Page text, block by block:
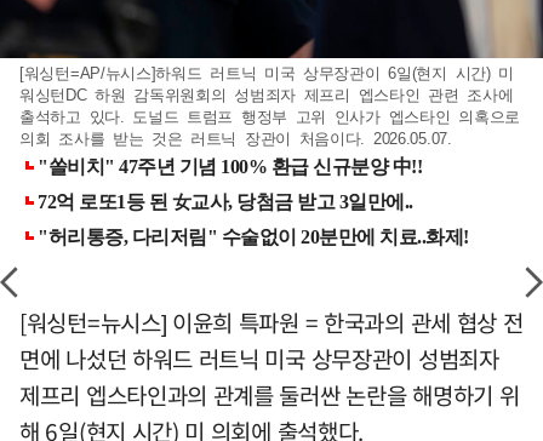
[워싱턴=AP/뉴시스]하워드 러트닉 미국 상무장관이 6일(현지 시간) 미
워싱턴DC 하원 감독위원회의 성범죄자 제프리 엡스타인 관련 조사에
출석하고 있다. 도널드 트럼프 행정부 고위 인사가 엡스타인 의혹으로
의회 조사를 받는 것은 러트닉 장관이 처음이다. 2026.05.07.
[워싱턴=뉴시스] 이윤희 특파원 = 한국과의 관세 협상 전
면에 나섰던 하워드 러트닉 미국 상무장관이 성범죄자
제프리 엡스타인과의 관계를 둘러싼 논란을 해명하기 위
해 6일(현지 시간) 미 의회에 출석했다.